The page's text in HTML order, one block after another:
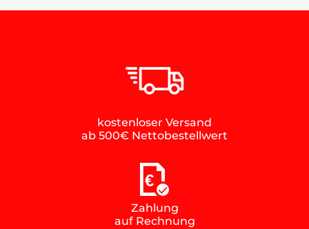
kostenloser Versand
ab 500€ Nettobestellwert
€
Zahlung
auf Rechnung